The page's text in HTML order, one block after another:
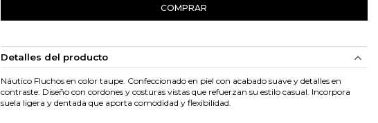
COMPRAR
Detalles del producto
Náutico Fluchos en color taupe. Confeccionado en piel con acabado suave y detalles en
contraste. Diseño con cordones y costuras vistas que refuerzan su estilo casual. Incorpora
suela ligera y dentada que aporta comodidad y flexibilidad.